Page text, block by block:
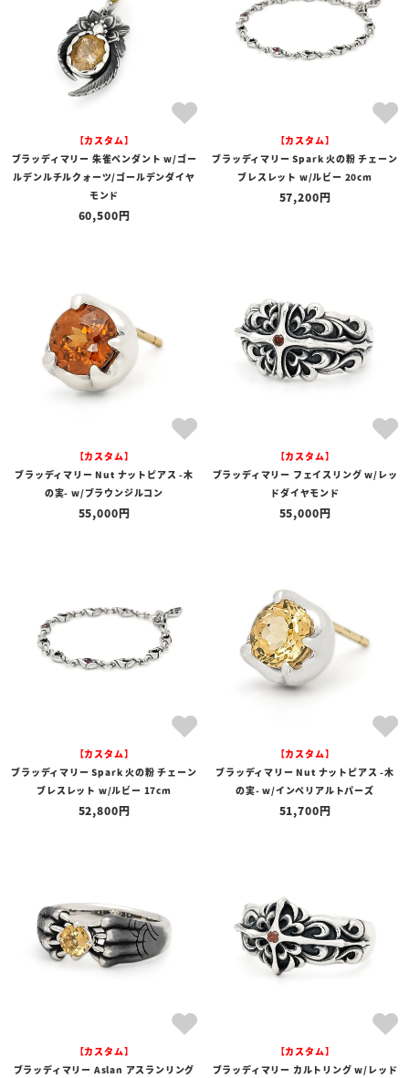
【カスタム】
ブラッディマリー 朱雀ペンダント w/ゴー
ルデンルチルクォーツ/ゴールデンダイヤ
モンド
60,500
【カスタム】
ブラッディマリー Spark 火の粉 チェーン
ブレスレット w/ルビー 20cm
57,200
【カスタム】
ブラッディマリー Nut ナットピアス -木
の実- w/ブラウンジルコン
55,000
【カスタム】
ブラッディマリー フェイスリング w/レッ
ドダイヤモンド
55,000
【カスタム】
ブラッディマリー Spark 火の粉 チェーン
ブレスレット w/ルビー 17cm
52,800
【カスタム】
ブラッディマリー Nut ナットピアス -木
の実- w/インペリアルトパーズ
51,700
【カスタム】
ブラッディマリー Aslan アスランリング
【カスタム】
ブラッディマリー カルトリング w/レッド